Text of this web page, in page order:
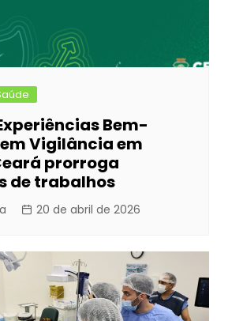
Bem-
Vigilância em
prorroga
de trabalhos
20 de abril de 2026